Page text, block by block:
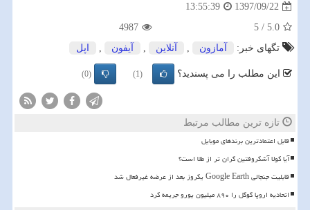
1397/09/22
13:55:39
5.0
/
5
4987
تگهای خبر:
آمازون , آنلاین , آیفون , اپل
این مطلب را می پسندید؟ (1)
(0)
تازه ترین مطالب مرتبط
قابل اعتمادترین برندهای موبایل
آیا کولا آشکروفتین گران تر از طلا است؟
قابلیت جنجالی Google Earth یکروز بعد از عرضه غیرفعال شد
اتحادیه اروپا گوگل را ۸۹۰ میلیون یورو جریمه کرد